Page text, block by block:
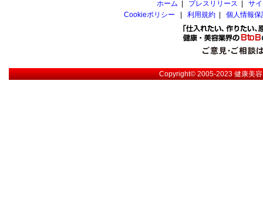
ホーム
プレスリリース
サ
Cookieポリシー
利用規約 個人情報
Copyright© 2005-2023健康美